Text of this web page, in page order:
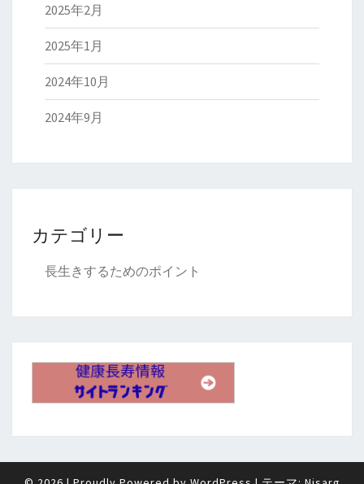
2025年2月
2025年1月
2024年10月
2024年9月
カテゴリー
長生きするためのポイント